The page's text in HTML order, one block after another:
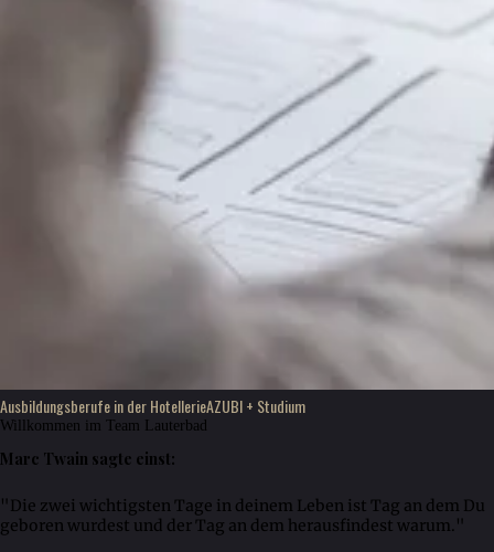
Ausbildungsberufe in der HotellerieAZUBI + Studium
Willkommen im Team Lauterbad
Marc Twain sagte einst:
"Die zwei wichtigsten Tage in deinem Leben ist Tag an dem Du
geboren wurdest und der Tag an dem herausfindest warum."